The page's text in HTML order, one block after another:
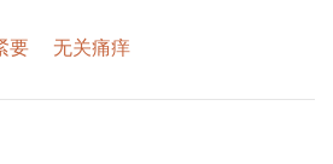
要 无关痛痒